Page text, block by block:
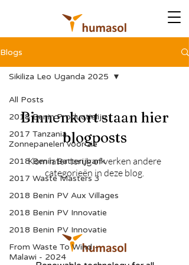
Blogs
All Posts
2018 Benin Productielijn
2017 Tanzania
Zonnepanelen voor zie
2018 Benin Batterijbank
2017 Waste Masters 3
2018 Benin PV Aux Villages
2018 Benin PV Innovatie
2018 Benin PV Innovatie
From Waste To Wind -
Malawi - 2024
Sikiliza Leo Uganda 2025
Binnenkort staan hier
blogposts
Kom later terug of verken andere
categorieën in deze blog.